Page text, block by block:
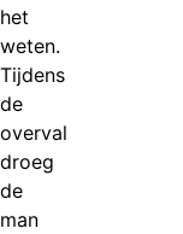
het
weten.
Tijdens
de
overval
droeg
de
man